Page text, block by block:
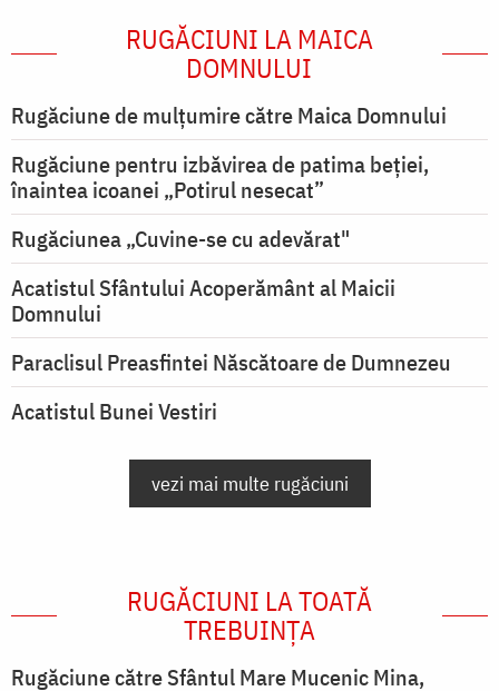
RUGĂCIUNI LA MAICA
DOMNULUI
Rugăciune de mulţumire către Maica Domnului
Rugăciune pentru izbăvirea de patima beției,
înaintea icoanei „Potirul nesecat”
Rugăciunea „Cuvine-se cu adevărat"
Acatistul Sfântului Acoperământ al Maicii
Domnului
Paraclisul Preasfintei Născătoare de Dumnezeu
Acatistul Bunei Vestiri
vezi mai multe rugăciuni
RUGĂCIUNI LA TOATĂ
TREBUINȚA
Rugăciune către Sfântul Mare Mucenic Mina,